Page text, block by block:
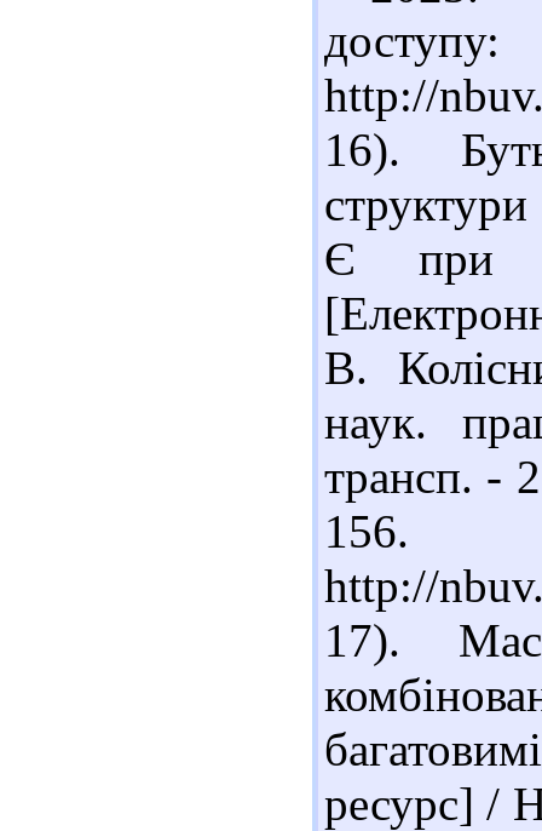
доступу:
http://
16).
Є при
В.
наук.
трансп. -
156.
http://
17).
ресурс] /